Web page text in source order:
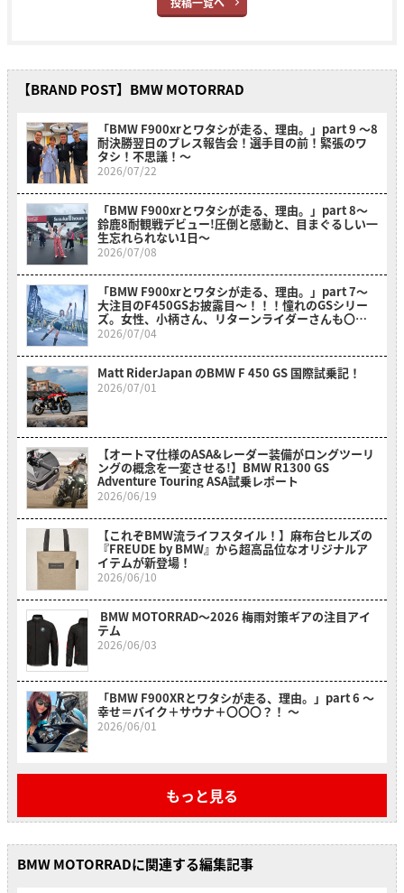
【BRAND POST】BMW MOTORRAD
「BMW F900xrとワタシが走る、理由。」part 9 〜8
耐決勝翌日のプレス報告会！選手目の前！緊張のワ
タシ！不思議！〜
2026/07/22
「BMW F900xrとワタシが走る、理由。」part 8〜
鈴鹿8耐観戦デビュー!圧倒と感動と、目まぐるしい一
生忘れられない1日〜
2026/07/08
「BMW F900xrとワタシが走る、理由。」part 7～
大注目のF450GSお披露目～！！！憧れのGSシリー
ズ。女性、小柄さん、リターンライダーさんも〇〇
のおかげでスイスイ乗れそうだ？！～
2026/07/04
Matt RiderJapan のBMW F 450 GS 国際試乗記！
2026/07/01
【オートマ仕様のASA&レーダー装備がロングツーリ
ングの概念を一変させる!】BMW R1300 GS
Adventure Touring ASA試乗レポート
2026/06/19
【これぞBMW流ライフスタイル！】麻布台ヒルズの
『FREUDE by BMW』から超高品位なオリジナルア
イテムが新登場！
2026/06/10
BMW MOTORRAD〜2026 梅雨対策ギアの注目アイ
テム
2026/06/03
「BMW F900XRとワタシが走る、理由。」part 6 〜
幸せ＝バイク＋サウナ＋〇〇〇？！ 〜
2026/06/01
もっと見る
BMW MOTORRADに関連する編集記事